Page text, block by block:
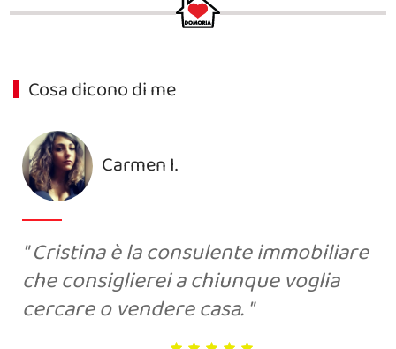
Cosa dicono di me
Carmen I.
Cristina è la consulente immobiliare
che consiglierei a chiunque voglia
cercare o vendere casa.